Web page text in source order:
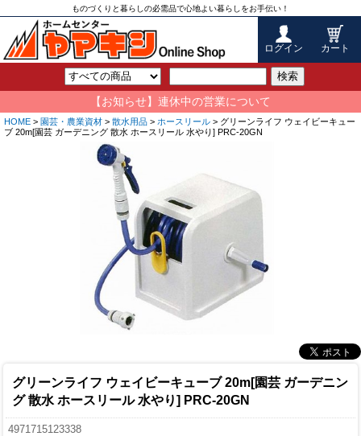
ものづくりと暮らしの必需品で心地よい暮らしをお手伝い！
ログイン カート
検索
【お知らせ】連休中の営業について
HOME > 園芸・農業資材 > 散水用品 > ホースリール > グリーンライフ ウェイビーキュー
ブ 20m[園芸 ガーデニング 散水 ホースリール 水やり] PRC-20GN
グリーンライフ ウェイビーキューブ 20m[園芸 ガーデニン
グ 散水 ホースリール 水やり] PRC-20GN
4971715123338